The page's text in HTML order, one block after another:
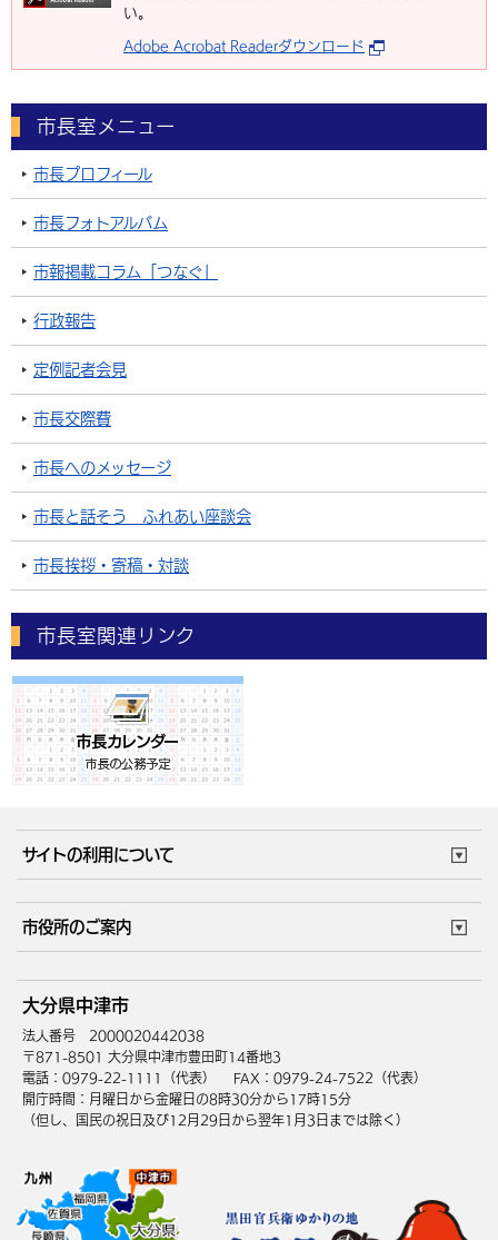
い。
Adobe Acrobat Readerダウンロード
市長室メニュー
市長プロフィール
市長フォトアルバム
市報掲載コラム「つなぐ」
行政報告
定例記者会見
市長交際費
市長へのメッセージ
市長と話そう ふれあい座談会
市長挨拶・寄稿・対談
市長室関連リンク
サイトの利用について
サイトマップ
市役所のご案内
庁舎地図 組織案内
中津市へのアクセス
大分県中津市
法人番号 2000020442038
〒871-8501 大分県中津市豊田町14番地3
電話：0979-22-1111（代表）
FAX：0979-24-7522（代表）
開庁時間：月曜日から金曜日の8時30分から17時15分
（但し、国民の祝日及び12月29日から翌年1月3日までは除く）